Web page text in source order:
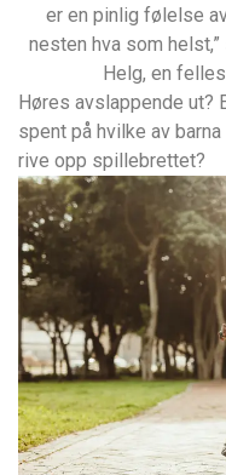
er en pinlig følelse
nesten hva som
Helg, en
Høres avslappende ut?
spent på hvilke av
rive opp spillebrettet?